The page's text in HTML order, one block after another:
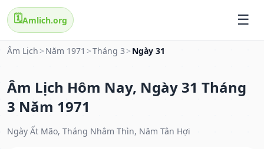
🗓️Amlich.org
Âm Lịch > Năm 1971 >Tháng 3 > Ngày 31
Âm Lịch Hôm Nay, Ngày 31 Tháng
3 Năm 1971
Ngày Ất Mão, Tháng Nhâm Thìn, Năm Tân Hợi